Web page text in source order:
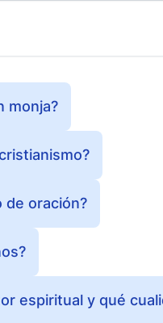
monja?
de oración?
espiritual y qué